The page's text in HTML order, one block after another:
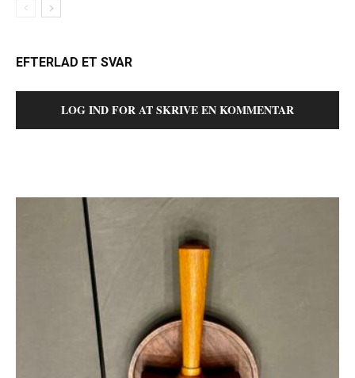
EFTERLAD ET SVAR
LOG IND FOR AT SKRIVE EN KOMMENTAR